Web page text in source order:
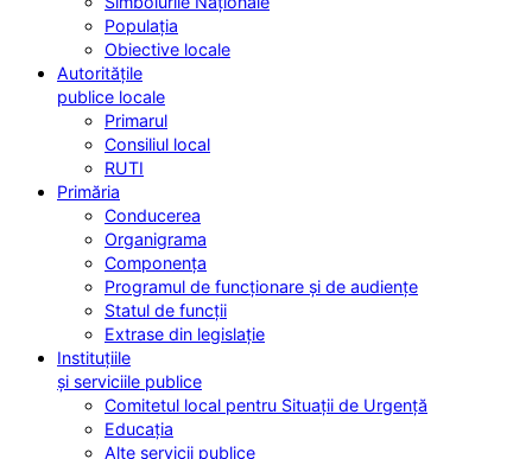
Populația
Obiective locale
Autoritățile
publice locale
Primarul
Consiliul local
RUTI
Primăria
Conducerea
Organigrama
Componența
Programul de funcționare și de audiențe
Statul de funcții
Extrase din legislație
Instituțiile
și serviciile publice
Comitetul local pentru Situații de Urgență
Educația
Alte servicii publice